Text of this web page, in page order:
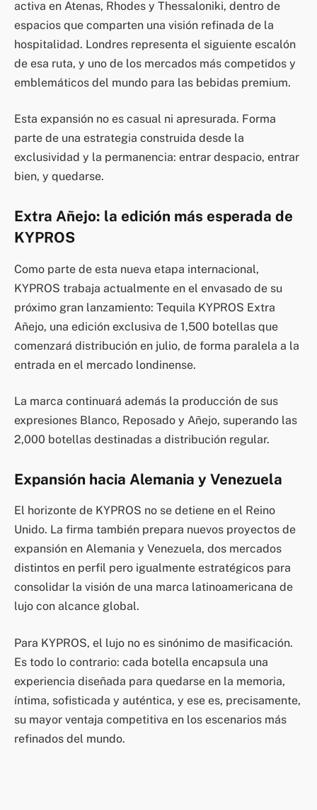
activa en Atenas, Rhodes y Thessaloniki, dentro de
espacios que comparten una visión refinada de la
hospitalidad. Londres representa el siguiente escalón
de esa ruta, y uno de los mercados más competidos y
emblemáticos del mundo para las bebidas premium.
Esta expansión no es casual ni apresurada. Forma
parte de una estrategia construida desde la
exclusividad y la permanencia: entrar despacio, entrar
bien, y quedarse.
Extra Añejo: la edición más esperada de
KYPROS
Como parte de esta nueva etapa internacional,
KYPROS trabaja actualmente en el envasado de su
próximo gran lanzamiento: Tequila KYPROS Extra
Añejo, una edición exclusiva de 1,500 botellas que
comenzará distribución en julio, de forma paralela a la
entrada en el mercado londinense.
La marca continuará además la producción de sus
expresiones Blanco, Reposado y Añejo, superando las
2,000 botellas destinadas a distribución regular.
Expansión hacia Alemania y Venezuela
El horizonte de KYPROS no se detiene en el Reino
Unido. La firma también prepara nuevos proyectos de
expansión en Alemania y Venezuela, dos mercados
distintos en perfil pero igualmente estratégicos para
consolidar la visión de una marca latinoamericana de
lujo con alcance global.
Para KYPROS, el lujo no es sinónimo de masificación.
Es todo lo contrario: cada botella encapsula una
experiencia diseñada para quedarse en la memoria,
íntima, sofisticada y auténtica, y ese es, precisamente,
su mayor ventaja competitiva en los escenarios más
refinados del mundo.